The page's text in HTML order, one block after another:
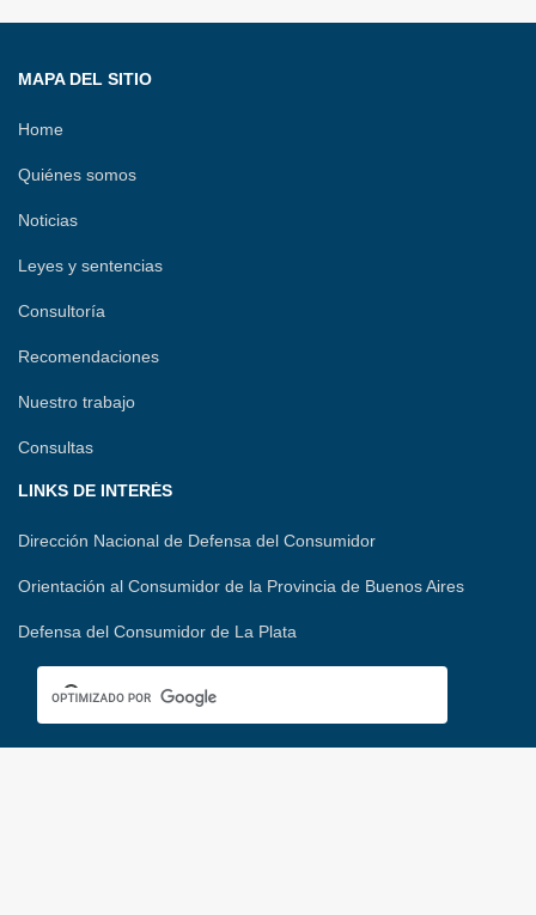
r
MAPA DEL SITIO
Home
Quiénes somos
Noticias
Leyes y sentencias
Consultoría
Recomendaciones
Nuestro trabajo
Consultas
LINKS DE INTERÉS
Dirección Nacional de Defensa del Consumidor
Orientación al Consumidor de la Provincia de Buenos Aires
Defensa del Consumidor de La Plata